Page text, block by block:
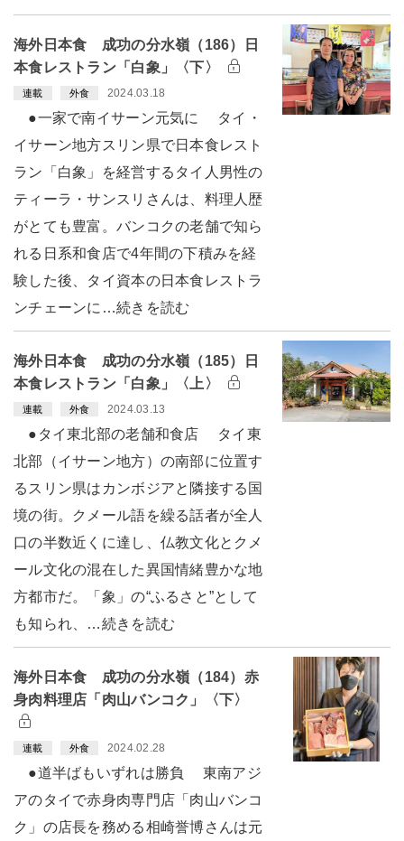
海外日本食 成功の分水嶺（186）日
本食レストラン「白象」〈下〉
連載 外食 2024.03.18
●一家で南イサーン元気に タイ・
イサーン地方スリン県で日本食レスト
ラン「白象」を経営するタイ人男性の
ティーラ・サンスリさんは、料理人歴
がとても豊富。バンコクの老舗で知ら
れる日系和食店で4年間の下積みを経
験した後、タイ資本の日本食レストラ
ンチェーンに…続きを読む
海外日本食 成功の分水嶺（185）日
本食レストラン「白象」〈上〉
連載 外食 2024.03.13
●タイ東北部の老舗和食店 タイ東
北部（イサーン地方）の南部に位置す
るスリン県はカンボジアと隣接する国
境の街。クメール語を繰る話者が全人
口の半数近くに達し、仏教文化とクメ
ール文化の混在した異国情緒豊かな地
方都市だ。「象」の“ふるさと”として
も知られ、…続きを読む
海外日本食 成功の分水嶺（184）赤
身肉料理店「肉山バンコク」〈下〉
連載 外食 2024.02.28
●道半ばもいずれは勝負 東南アジ
アのタイで赤身肉専門店「肉山バンコ
ク」の店長を務める相崎誉博さんは元